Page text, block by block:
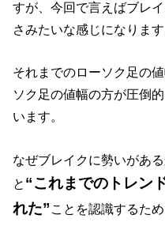
すが、今回で言えばブレ
さみたいな感じになります
それまでのローソク足の
ソク足の値幅の方が圧倒
います。
なぜブレイクに勢いがあ
と “これまでのトレン
れた”ことを認識するため